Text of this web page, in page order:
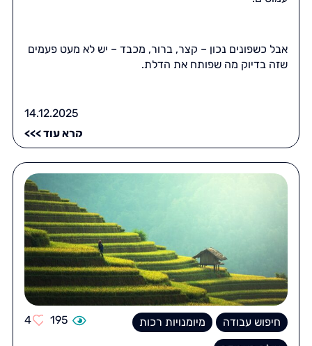
אבל כשפונים נכון – קצר, ברור, מכבד – יש לא מעט פעמים
שזה בדיוק מה שפותח את הדלת.
14.12.2025
קרא עוד >>>
חיפוש עבודה
מיומנויות רכות
195
4